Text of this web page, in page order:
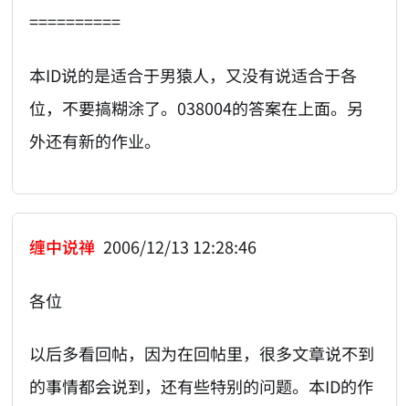
==========
本ID说的是适合于男猿人，又没有说适合于各
位，不要搞糊涂了。038004的答案在上面。另
外还有新的作业。
缠中说禅 2006/12/13 12:28:46
各位
以后多看回帖，因为在回帖里，很多文章说不到
的事情都会说到，还有些特别的问题。本ID的作